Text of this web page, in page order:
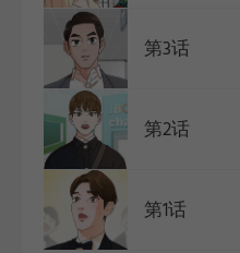
第3话
第2话
第1话